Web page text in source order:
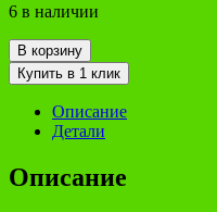
6 в наличии
В корзину
Купить в 1 клик
Описание
Детали
Описание